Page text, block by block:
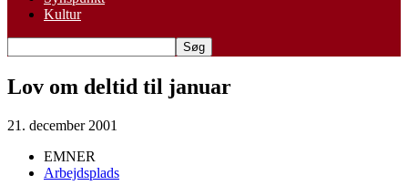
Kultur
Lov om deltid til januar
21. december 2001
EMNER
Arbejdsplads